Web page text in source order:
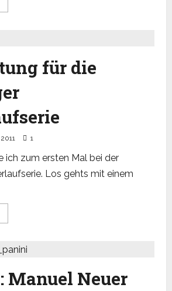
für die
1
ich zum ersten Mal bei der
Los gehts mit einem
für
Manuel Neuer